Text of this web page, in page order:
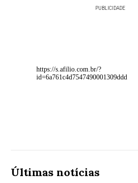
PUBLICIDADE
https://s.afilio.com.br/?
id=6a761c4d7547490001309ddd
Últimas notícias